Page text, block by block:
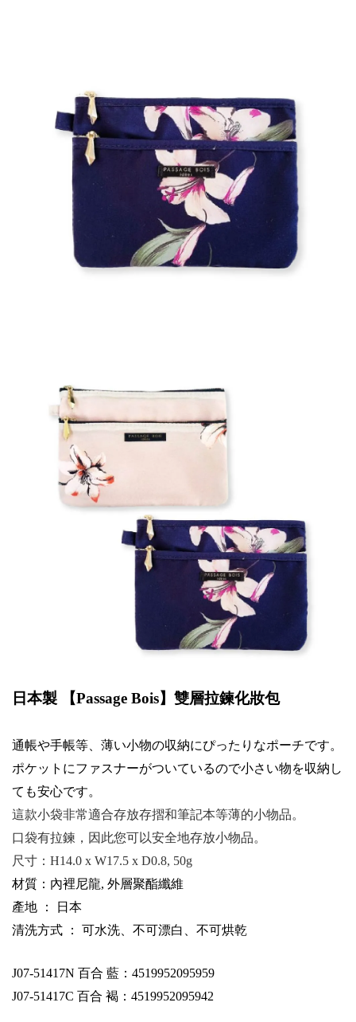
日本製 【Passage Bois】雙層拉鍊化妝包
通帳や手帳等、薄い小物の収納にぴったりなポーチです。
ポケットにファスナーがついているので小さい物を収納 し
ても安心です。
這款小袋非常適合存放存摺和筆記本等薄的小物品。
口袋有拉鍊，因此您可以安全地存放小物品。
尺寸： H14.0 x W17.5 x D0.8, 50g
材質：內裡尼龍, 外層聚酯纖維
產地 ： 日本
清洗方式 ： 可水洗、不可漂白、不可烘乾
J07-51417N 百合 藍：4519952095959
J07-51417C 百合 褐：4519952095942